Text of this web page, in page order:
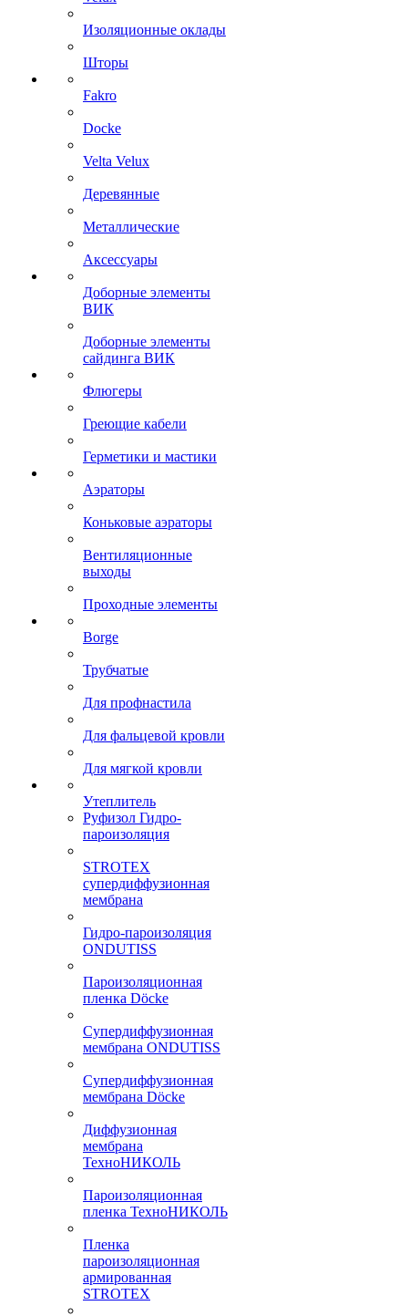
Изоляционные оклады
Шторы
Fakro
Docke
Velta Velux
Деревянные
Металлические
Аксессуары
Доборные элементы
ВИК
Доборные элементы
сайдинга ВИК
Флюгеры
Греющие кабели
Герметики и мастики
Аэраторы
Коньковые аэраторы
Вентиляционные
выходы
Проходные элементы
Borge
Трубчатые
Для профнастила
Для фальцевой кровли
Для мягкой кровли
Утеплитель
Руфизол Гидро-
пароизоляция
STROTEX
супердиффузионная
мембрана
Гидро-пароизоляция
ONDUTISS
Пароизоляционная
пленка Döcke
Супердиффузионная
мембрана ONDUTISS
Супердиффузионная
мембрана Döcke
Диффузионная
мембрана
ТехноНИКОЛЬ
Пароизоляционная
пленка ТехноНИКОЛЬ
Пленка
пароизоляционная
армированная
STROTEX